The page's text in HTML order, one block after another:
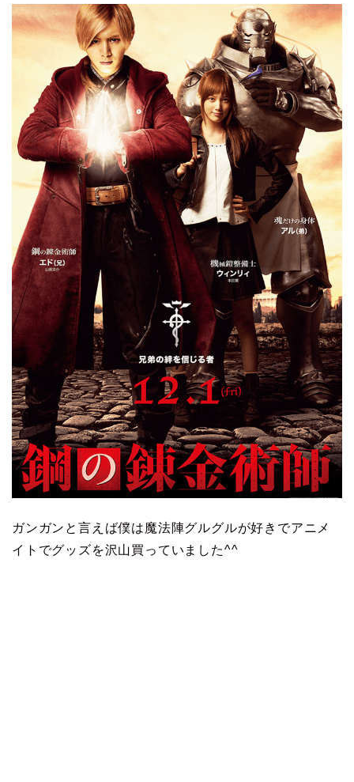
ガンガンと言えば僕は魔法陣グルグルが好きでアニメ
イトでグッズを沢山買っていました^^